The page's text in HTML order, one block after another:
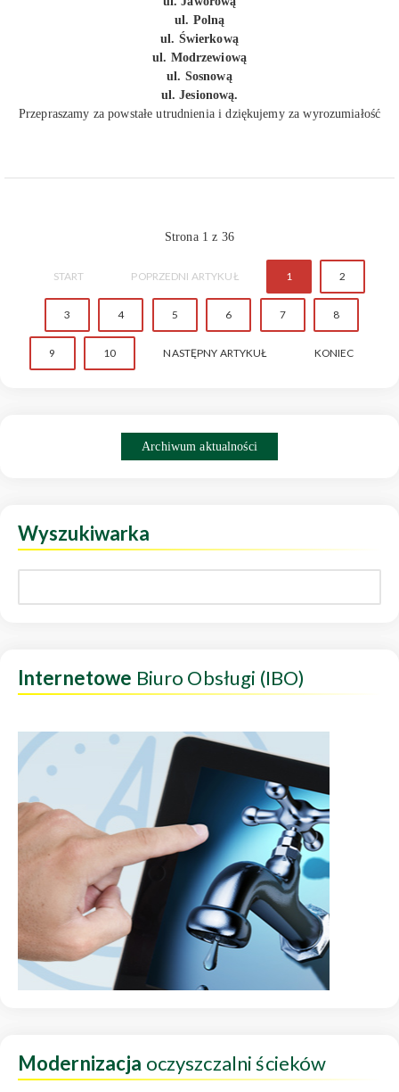
ul. Polną
ul. Świerkową
ul. Modrzewiową
ul. Sosnową
ul. Jesionową.
Przepraszamy za powstałe utrudnienia i dziękujemy za wyrozumiałość
Strona 1 z 36
START POPRZEDNI ARTYKUŁ 1 2
3 4 5 6 7 8
9 10 NASTĘPNY ARTYKUŁ KONIEC
Archiwum aktualności
Wyszukiwarka
Internetowe Biuro Obsługi (IBO)
Modernizacja oczyszczalni ścieków